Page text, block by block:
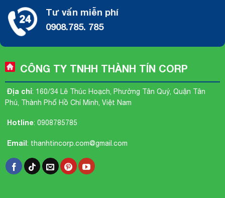
Tư vấn miễn phí
0908.785. 785
CÔNG TY TNHH THÀNH TÍN CORP
Địa chỉ: 160/34 Lê Thúc Hoạch, Phường Tân Quý, Quận Tân
Phú, Thành Phố Hồ Chí Minh, Việt Nam
Hotline: 0908785785
Email: thanhtincorp.com@gmail.com